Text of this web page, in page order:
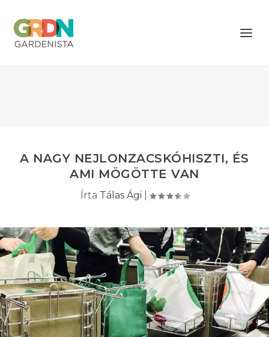
A NAGY NEJLONZACSKÓHISZTI, ÉS
AMI MÖGÖTTE VAN
Írta Tálas Ági